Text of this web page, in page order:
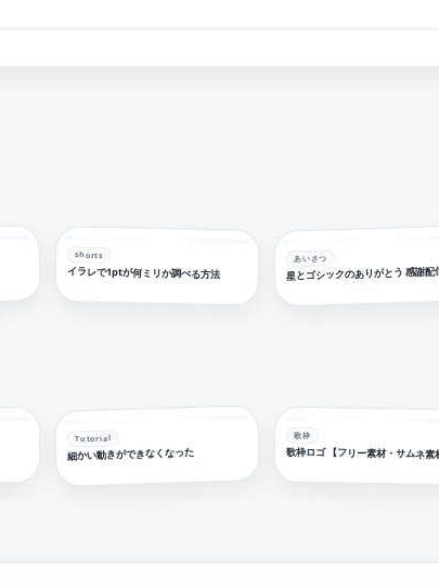
shorts
イラレで1ptが何ミリか調べる方法
あいさつ
Tutorial
細かい動きができなくなった
歌枠
歌枠ロゴ 【フリー素材・サムネ素